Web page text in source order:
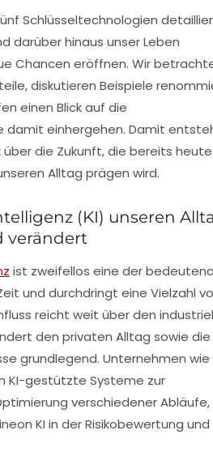
Schlüsseltechnologien
darüber hinaus unser Leben
Chancen eröffnen. Wir
diskutieren Beispiele
einen Blick auf die
damit einhergehen. Damit
die Zukunft, die bereits heute
Alltag prägen wird.
(KI) unseren
verändert
ist zweifellos eine der
und durchdringt eine Vielzahl
reicht weit über den
den privaten Alltag sowie die
grundlegend. Unternehmen wie
KI-gestützte Systeme zur
verschiedener Abläufe,
KI in der Risikobewertung und